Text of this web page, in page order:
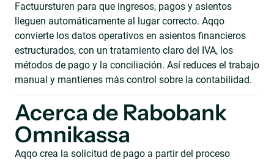
Factuursturen para que ingresos, pagos y asientos
lleguen automáticamente al lugar correcto. Aqqo
convierte los datos operativos en asientos financieros
estructurados, con un tratamiento claro del IVA, los
métodos de pago y la conciliación. Así reduces el trabajo
manual y mantienes más control sobre la contabilidad.
Acerca de Rabobank
Omnikassa
Aqqo crea la solicitud de pago a partir del proceso